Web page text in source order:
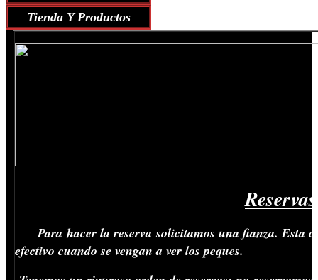
Tienda Y Productos
Reservas
Para hacer la reserva solicitamos una fianza. Esta
efectivo cuando se vengan a ver los peques.